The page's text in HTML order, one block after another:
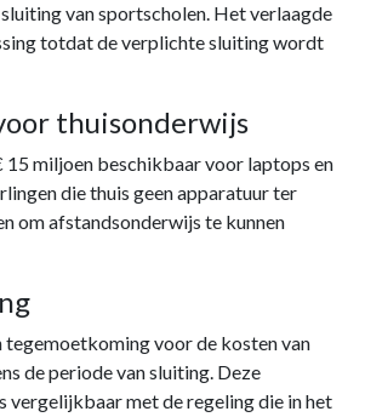
van sportscholen. Het verlaagde
totdat de verplichte sluiting wordt
thuisonderwijs
miljoen beschikbaar voor laptops en
die thuis geen apparatuur ter
om afstandsonderwijs te kunnen
tegemoetkoming voor de kosten van
de periode van sluiting. Deze
vergelijkbaar met de regeling die in het